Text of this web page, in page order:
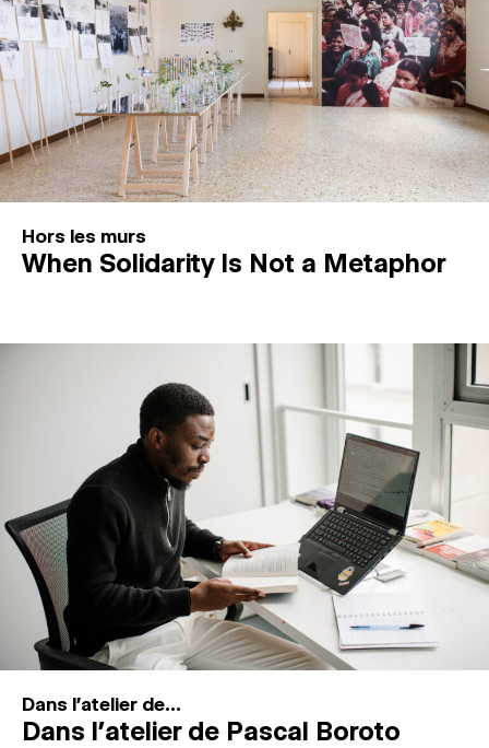
Hors les murs
When Solidarity Is Not a Metaphor
Dans l'atelier de...
Dans l’atelier de Pascal Boroto